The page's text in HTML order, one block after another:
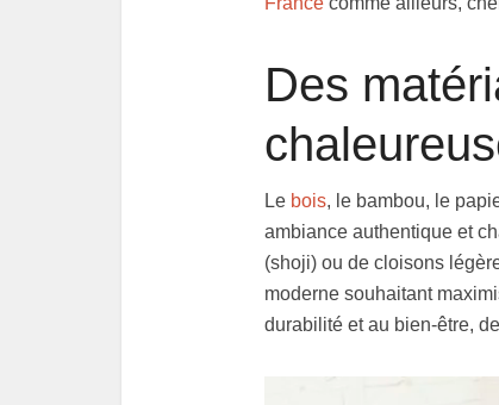
Des
Le bois, le bambou, le
ambiance authentique et
(shoji) ou de cloisons
moderne souhaitant
durabilité et au bien-être,